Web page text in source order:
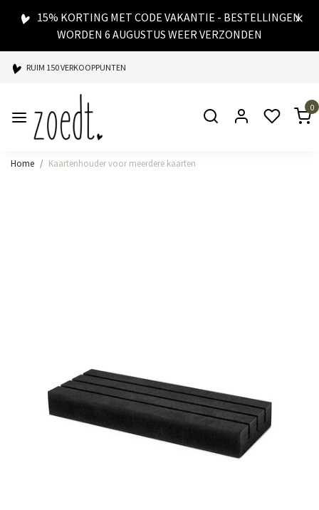
15% KORTING MET CODE VAKANTIE - BESTELLINGEN
WORDEN 6 AUGUSTUS WEER VERZONDEN
RUIM 150 VERKOOPPUNTEN
SPAARPUNTEN BIJ ELKE AANKOOP
SNELLE LEVERING
0
Home Kaartenhouder voor meerdere kaarten
Vorige